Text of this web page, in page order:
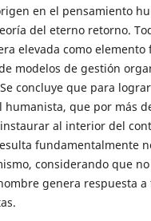
en el pensamiento
del eterno retorno.
elevada como elemento
modelos de gestión
concluye que para
que por más
al interior del
fundamentalmente
considerando que
genera respuesta a